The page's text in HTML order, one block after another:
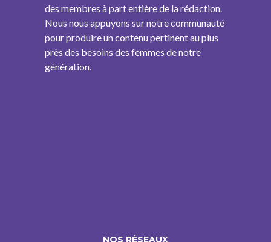
des membres à part entière de la rédaction.
Nous nous appuyons sur notre communauté
pour produire un contenu pertinent au plus
près des besoins des femmes de notre
génération.
NOS RÉSEAUX